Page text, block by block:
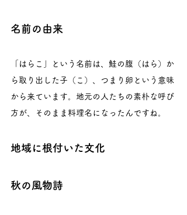
名前の由来
「はらこ」という名前は、鮭の腹（はら）か
ら取り出した子（こ）、つまり卵という意味
から来ています。地元の人たちの素朴な呼び
方が、そのまま料理名になったんですね。
地域に根付いた文化
秋の風物詩